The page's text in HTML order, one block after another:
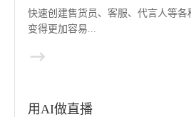
快速创建售货员、客服、代言人等
变得更加容易...
用AI做直播